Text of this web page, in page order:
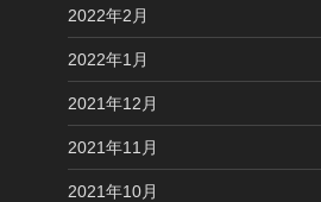
2022年2月
2022年1月
2021年12月
2021年11月
2021年10月